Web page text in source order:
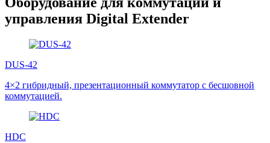
управления Digital Extender
DUS-42
4×2 гибридный, презентационный коммутатор с бесшовной
коммутацией.
HDC